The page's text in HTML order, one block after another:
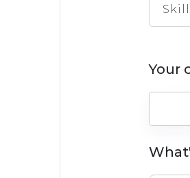
Your